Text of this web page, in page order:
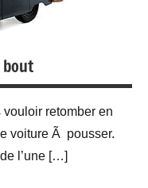
retomber en
voiture Ã pousser.
l’une […]